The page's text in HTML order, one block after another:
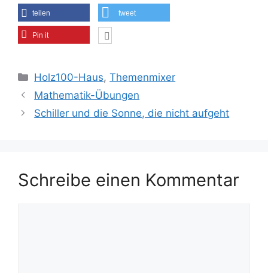
teilen tweet
Pin it
Kategorien
Holz100-Haus,Themenmixer
Mathematik-Übungen
Schiller und die Sonne, die nicht aufgeht
Schreibe einen Kommentar